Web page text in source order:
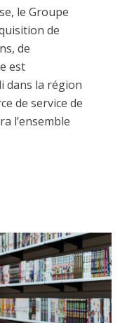
le Groupe
de
de
est
dans la région
de service de
l’ensemble